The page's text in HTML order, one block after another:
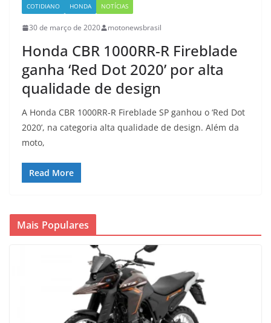
COTIDIANO HONDA NOTÍCIAS
30 de março de 2020 motonewsbrasil
Honda CBR 1000RR-R Fireblade
ganha ‘Red Dot 2020’ por alta
qualidade de design
A Honda CBR 1000RR-R Fireblade SP ganhou o ‘Red Dot
2020’, na categoria alta qualidade de design. Além da
moto,
Read More
Mais Populares